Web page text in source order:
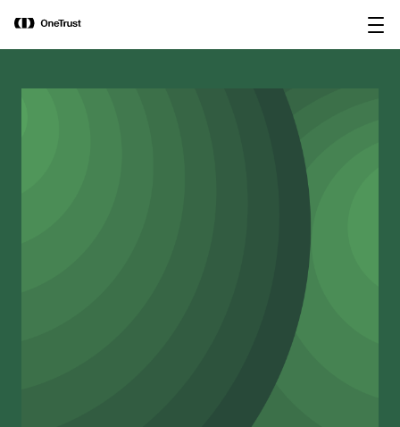
OneTrust nominata “Visionaria” nel
Magic Quadrant™ 2026 di Gartner®
per le piattaforme di governance